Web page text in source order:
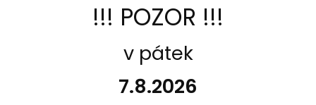
!!! POZOR !!!
v pátek
7.8.2026